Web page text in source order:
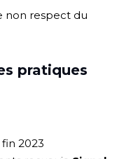
pratiques
2023